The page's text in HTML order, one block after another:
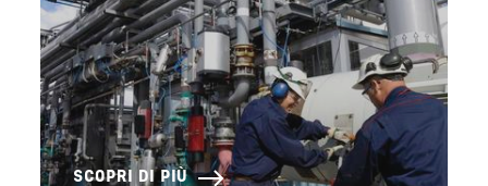
SCOPRI DI PIÙ